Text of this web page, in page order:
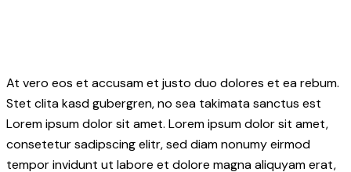
At vero eos et accusam et justo duo dolores et ea rebum.
Stet clita kasd gubergren, no sea takimata sanctus est
Lorem ipsum dolor sit amet. Lorem ipsum dolor sit amet,
consetetur sadipscing elitr, sed diam nonumy eirmod
tempor invidunt ut labore et dolore magna aliquyam erat,